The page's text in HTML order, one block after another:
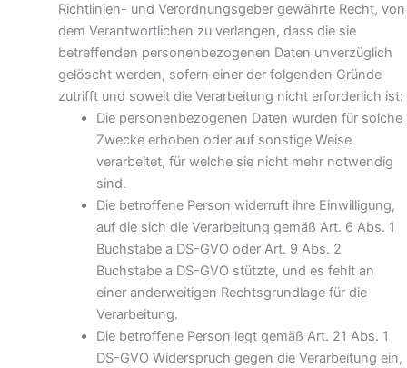
Richtlinien- und Verordnungsgeber gewährte Recht, von
dem Verantwortlichen zu verlangen, dass die sie
betreffenden personenbezogenen Daten unverzüglich
gelöscht werden, sofern einer der folgenden Gründe
zutrifft und soweit die Verarbeitung nicht erforderlich ist:
Die personenbezogenen Daten wurden für solche
Zwecke erhoben oder auf sonstige Weise
verarbeitet, für welche sie nicht mehr notwendig
sind.
Die betroffene Person widerruft ihre Einwilligung,
auf die sich die Verarbeitung gemäß Art. 6 Abs. 1
Buchstabe a DS-GVO oder Art. 9 Abs. 2
Buchstabe a DS-GVO stützte, und es fehlt an
einer anderweitigen Rechtsgrundlage für die
Verarbeitung.
Die betroffene Person legt gemäß Art. 21 Abs. 1
DS-GVO Widerspruch gegen die Verarbeitung ein,